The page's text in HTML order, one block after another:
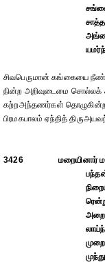
சிவபெருமான் கங்கையை நீண்ட
நின்ற அறிவுடைமை
கற்றஅந்தணர்கள் தொழுகின்ற
பிரமகபாலம் ஏந்தித்
3426
மறையினார்